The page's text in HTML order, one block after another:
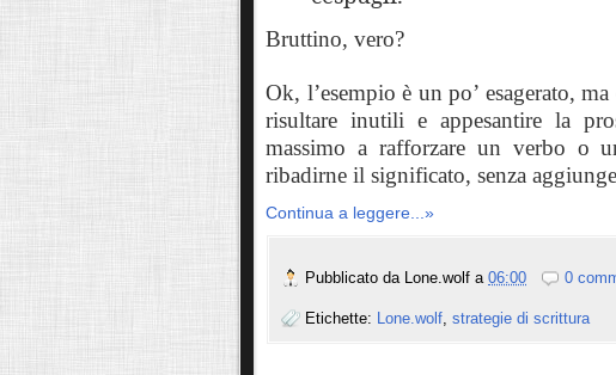
Bruttino, vero?
Ok, l’esempio è un po’ esagerato,
risultare inutili e appesantire la
massimo a rafforzare un verbo o
ribadirne il significato, senza
Continua a leggere...»
Pubblicato da Lone.wolf a 06:00 0
Etichette: Lone.wolf, strategie di scrittura